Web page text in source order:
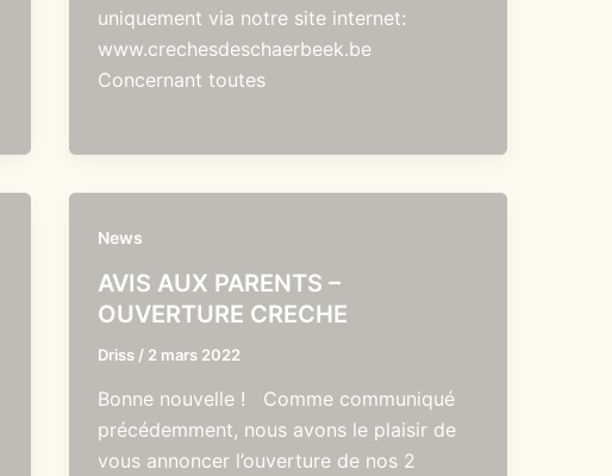
uniquement via notre site internet:
www.crechesdeschaerbeek.be
Concernant toutes
News
AVIS AUX PARENTS –
OUVERTURE CRECHE
Driss / 2 mars 2022
Bonne nouvelle ! Comme communiqué
précédemment, nous avons le plaisir de
vous annoncer l’ouverture de nos 2